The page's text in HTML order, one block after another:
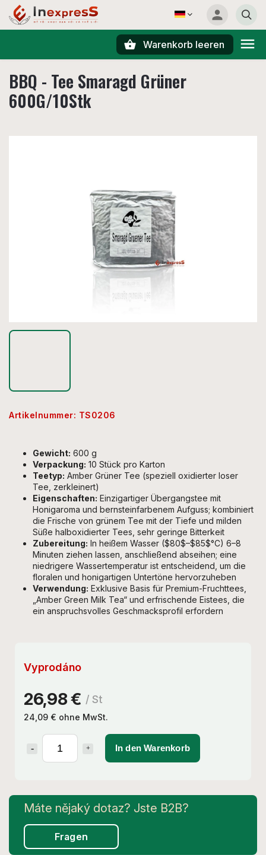
Warenkorb leeren
BBQ - Tee Smaragd Grüner
600G/10Stk
Artikelnummer: TS0206
26,98 € / St
24,09 € ohne MwSt.
In den Warenkorb
Vyprodáno
Gewicht: 600 g
Verpackung: 10 Stück pro Karton
Teetyp: Amber Grüner Tee (speziell oxidierter loser
Tee, zerkleinert)
Eigenschaften: Einzigartiger Übergangstee mit
Honigaroma und bernsteinfarbenem Aufguss; kombiniert
die Frische von grünem Tee mit der Tiefe und milden
Süße halboxidierter Tees, sehr geringe Bitterkeit
Zubereitung: In heißem Wasser ($80$–$85$°C) 6–8
Minuten ziehen lassen, anschließend abseihen; eine
niedrigere Wassertemperatur ist entscheidend, um die
floralen und honigartigen Untertöne hervorzuheben
Verwendung: Exklusive Basis für Premium-Fruchttees,
„Amber Green Milk Tea“ und erfrischende Eistees, die
ein anspruchsvolles Geschmacksprofil erfordern
Fragen